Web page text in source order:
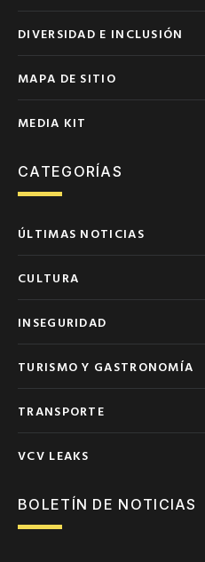
DIVERSIDAD E INCLUSIÓN
MAPA DE SITIO
MEDIA KIT
CATEGORÍAS
ÚLTIMAS NOTICIAS
CULTURA
INSEGURIDAD
TURISMO Y GASTRONOMÍA
TRANSPORTE
VCV LEAKS
BOLETÍN DE NOTICIAS